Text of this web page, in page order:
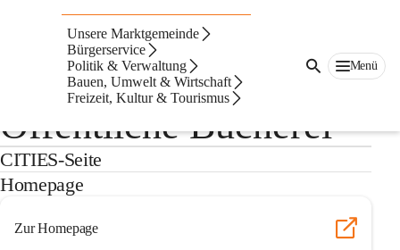
Unsere Marktgemeinde
Bürgerservice
Politik & Verwaltung
Bauen, Umwelt & Wirtschaft
Freizeit, Kultur & Tourismus
Menü
Auf dieser Seite
Öffentliche Bücherei
CITIES-Seite
Homepage
Zur Homepage